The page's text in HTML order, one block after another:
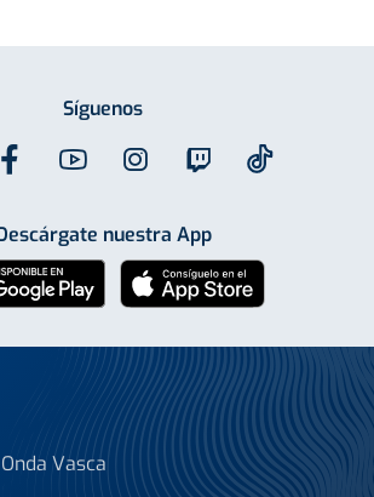
Síguenos
nuestra App
Vasca